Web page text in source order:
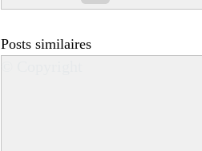
Posts similaires